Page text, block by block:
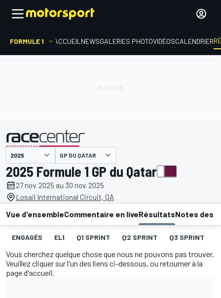
FORMULE 1 ACCUEIL NEWSGALERIES PHOTOVIDÉOSCALENDRIER
présenté par GP DU QATAR
2025 Formule 1 GP du Qatar
27 nov. 2025 au 30 nov. 2025
Losail International Circuit, QA
Vue d'ensembleCommentaire en liveRésultatsNotes des
ENGAGÉS EL1 Q1 SPRINT Q2 SPRINT Q3 SPRINT
Vous cherchez quelque chose que nous ne pouvons pas trouver.
Veuillez cliquer sur l'un des liens ci-dessous, ou retourner à la
page d'accueil.